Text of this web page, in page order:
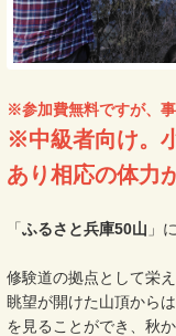
※参加費無料ですが、事
※中級者向け。
あり相応の体力
「ふるさと兵庫50山 」
修験道の拠点として栄え
眺望が開けた山頂から
を見ることができ、秋